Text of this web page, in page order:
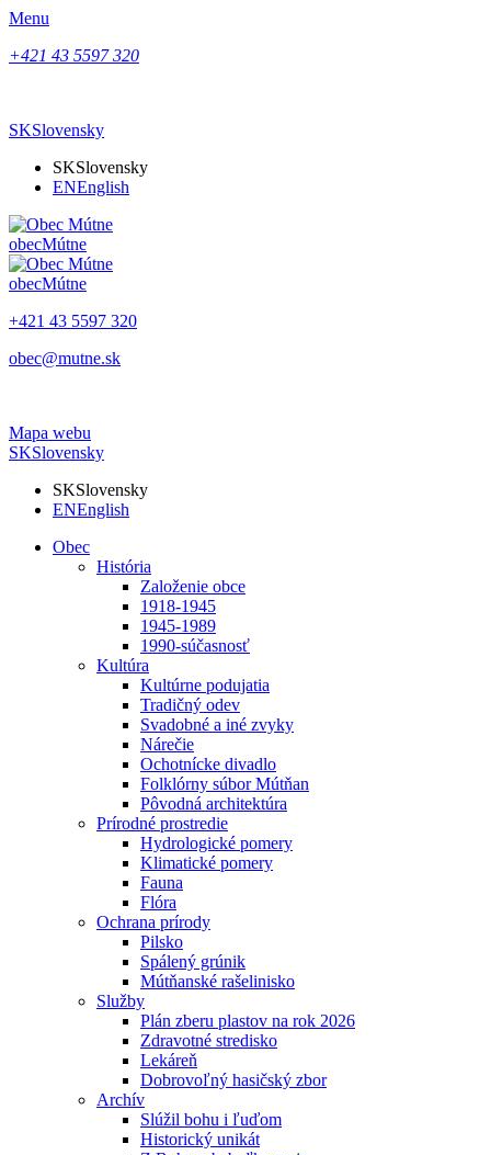
Menu
+421 43 5597 320
SKSlovensky
SKSlovensky
ENEnglish
obecMútne
obecMútne
+421 43 5597 320
obec@mutne.sk
Mapa webu
SKSlovensky
SKSlovensky
ENEnglish
Obec
História
Založenie obce
1918-1945
1945-1989
1990-súčasnosť
Kultúra
Kultúrne podujatia
Tradičný odev
Svadobné a iné zvyky
Nárečie
Ochotnícke divadlo
Folklórny súbor Mútňan
Pôvodná architektúra
Prírodné prostredie
Hydrologické pomery
Klimatické pomery
Fauna
Flóra
Ochrana prírody
Pilsko
Spálený grúnik
Mútňanské rašelinisko
Služby
Plán zberu plastov na rok 2026
Zdravotné stredisko
Lekáreň
Dobrovoľný hasičský zbor
Archív
Slúžil bohu i ľuďom
Historický unikát